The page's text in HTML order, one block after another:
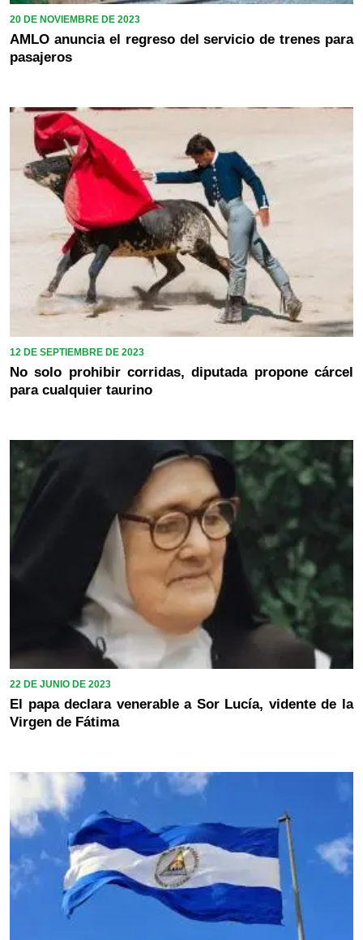
20 DE NOVIEMBRE DE 2023
AMLO anuncia el regreso del servicio de trenes para
pasajeros
12 DE SEPTIEMBRE DE 2023
No solo prohibir corridas, diputada propone cárcel
para cualquier taurino
22 DE JUNIO DE 2023
El papa declara venerable a Sor Lucía, vidente de la
Virgen de Fátima